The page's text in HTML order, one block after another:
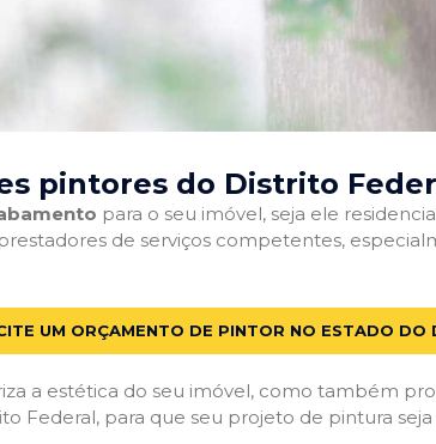
pintores do Distrito
para o seu imóvel, seja ele
de serviços competentes,
UM ORÇAMENTO DE PINTOR NO ESTADO DO
a estética do seu imóvel, como também
Federal, para que seu projeto de pintura